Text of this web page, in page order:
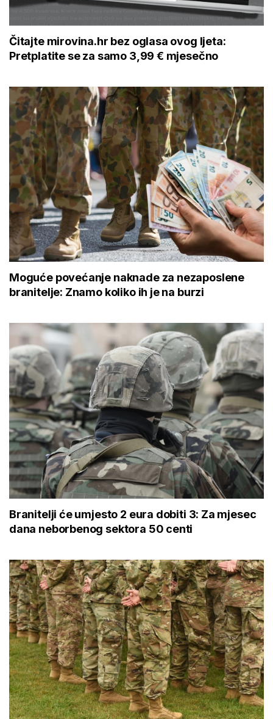
Čitajte mirovina.hr bez oglasa ovog ljeta:
Pretplatite se za samo 3,99 € mjesečno
Moguće povećanje naknade za nezaposlene
branitelje: Znamo koliko ih je na burzi
Branitelji će umjesto 2 eura dobiti 3: Za mjesec
dana neborbenog sektora 50 centi